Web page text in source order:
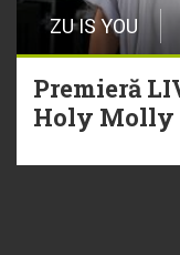
ZU IS YOU
Premieră
Holy Molly